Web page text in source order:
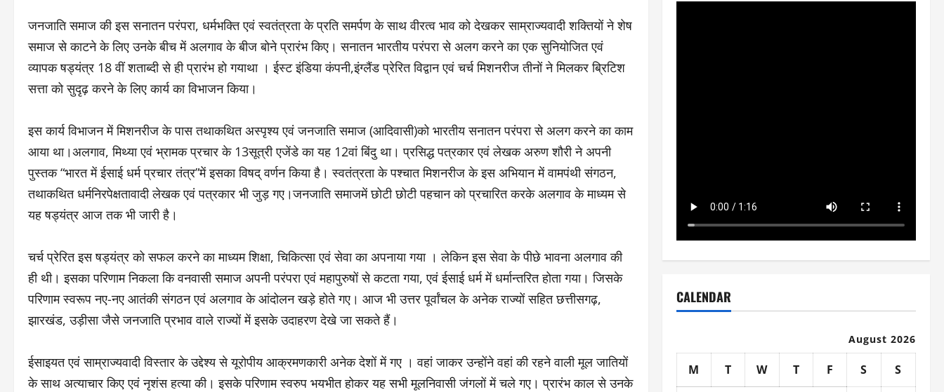
जनजाति समाज की इस सनातन परंपरा, धर्मभक्ति एवं स्वतंत्रता के प्रति समर्पण के साथ वीरत्व भाव को देखकर साम्राज्यवादी शक्तियों ने शेष
समाज से काटने के लिए उनके बीच में अलगाव के बीज बोने प्रारंभ किए। सनातन भारतीय परंपरा से अलग करने का एक सुनियोजित एवं
व्यापक षड्यंत्र 18 वीं शताब्दी से ही प्रारंभ हो गयाथा । ईस्ट इंडिया कंपनी,इंग्लैंड प्रेरित विद्वान एवं चर्च मिशनरीज तीनों ने मिलकर ब्रिटिश
सत्ता को सुदृढ़ करने के लिए कार्य का विभाजन किया।
इस कार्य विभाजन में मिशनरीज के पास तथाकथित अस्पृश्य एवं जनजाति समाज (आदिवासी)को भारतीय सनातन परंपरा से अलग करने का काम
आया था।अलगाव, मिथ्या एवं भ्रामक प्रचार के 13सूत्री एजेंडे का यह 12वां बिंदु था। प्रसिद्ध पत्रकार एवं लेखक अरुण शौरी ने अपनी
पुस्तक “भारत में ईसाई धर्म प्रचार तंत्र”में इसका विषद् वर्णन किया है। स्वतंत्रता के पश्चात मिशनरीज के इस अभियान में वामपंथी संगठन,
तथाकथित धर्मनिरपेक्षतावादी लेखक एवं पत्रकार भी जुड़ गए।जनजाति समाजमें छोटी छोटी पहचान को प्रचारित करके अलगाव के माध्यम से
यह षड्यंत्र आज तक भी जारी है।
चर्च प्रेरित इस षड्यंत्र को सफल करने का माध्यम शिक्षा, चिकित्सा एवं सेवा का अपनाया गया । लेकिन इस सेवा के पीछे भावना अलगाव की
ही थी। इसका परिणाम निकला कि वनवासी समाज अपनी परंपरा एवं महापुरुषों से कटता गया, एवं ईसाई धर्म में धर्मान्तरित होता गया। जिसके
परिणाम स्वरूप नए-नए आतंकी संगठन एवं अलगाव के आंदोलन खड़े होते गए। आज भी उत्तर पूर्वांचल के अनेक राज्यों सहित छत्तीसगढ़,
झारखंड, उड़ीसा जैसे जनजाति प्रभाव वाले राज्यों में इसके उदाहरण देखे जा सकते हैं।
ईसाइयत एवं साम्राज्यवादी विस्तार के उद्देश्य से यूरोपीय आक्रमणकारी अनेक देशों में गए । वहां जाकर उन्होंने वहां की रहने वाली मूल जातियों
के साथ अत्याचार किए एवं नृशंस हत्या की। इसके परिणाम स्वरुप भयभीत होकर यह सभी मूलनिवासी जंगलों में चले गए। प्रारंभ काल से उनके
CALENDAR
August 2026
M T W T F S S